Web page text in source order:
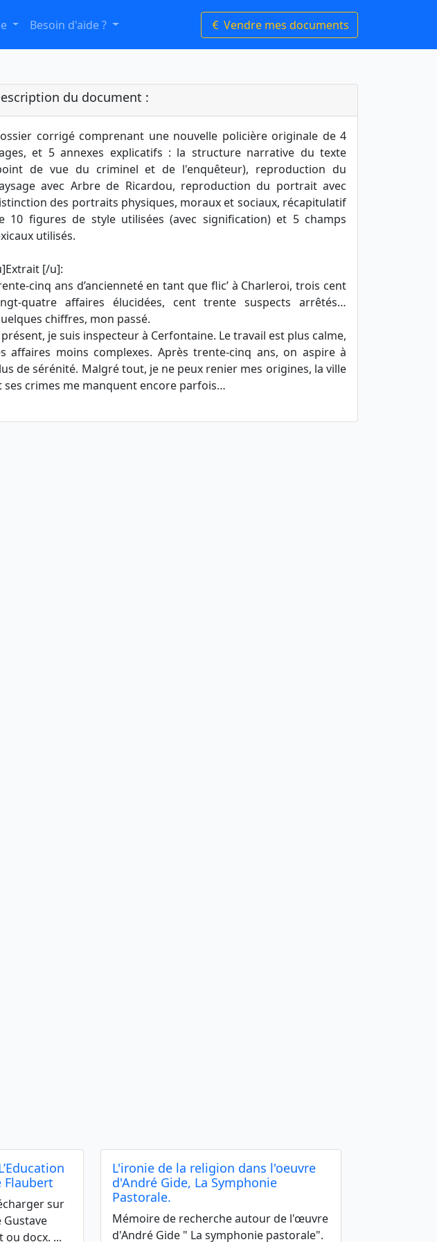
Besoin d'aide ? Vendre mes documents
du document :
corrigé comprenant une nouvelle policière originale de 4
et 5 annexes explicatifs : la structure narrative du texte
de vue du criminel et de l'enquêteur), reproduction du
avec Arbre de Ricardou, reproduction du portrait avec
des portraits physiques, moraux et sociaux, récapitulatif
10 figures de style utilisées (avec signification) et 5 champs
utilisés.
[/u]:
cinq ans d’ancienneté en tant que flic’ à Charleroi, trois cent
quatre affaires élucidées, cent trente suspects arrêtés…
chiffres, mon passé.
présent, je suis inspecteur à Cerfontaine. Le travail est plus calme,
affaires moins complexes. Après trente-cinq ans, on aspire à
de sérénité. Malgré tout, je ne peux renier mes origines, la ville
ses crimes me manquent encore parfois…
Flaubert
sur
Gustave
docx. ...
L'ironie de la religion dans l'oeuvre
d'André Gide, La Symphonie
Pastorale.
Mémoire de recherche autour de l'œuvre
d'André Gide " La symphonie pastorale".